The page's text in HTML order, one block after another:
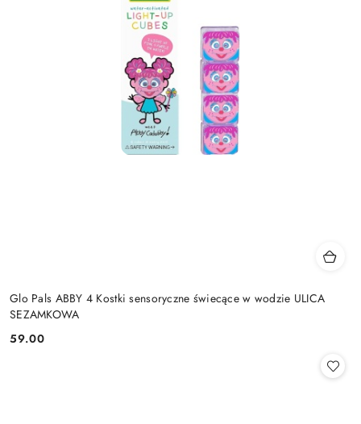
Glo Pals ABBY 4 Kostki sensoryczne świecące w wodzie ULICA
SEZAMKOWA
Cena:
59.00